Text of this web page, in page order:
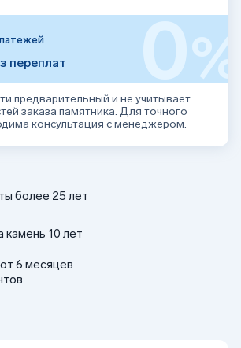
переплат 0%
предварительный и не учитывает
заказа памятника. Для точного
консультация с менеджером.
более 25 лет
камень 10 лет
6 месяцев